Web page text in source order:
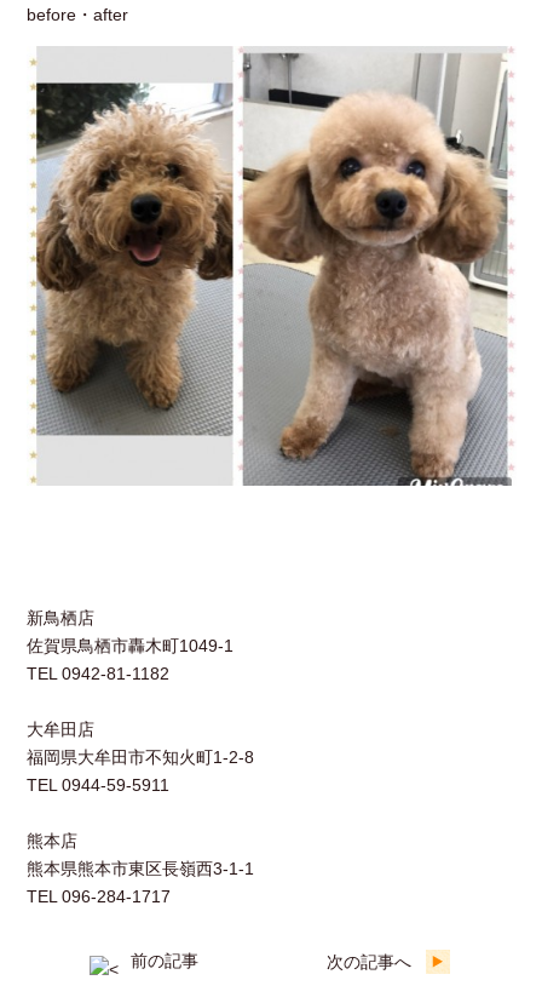
before・after
新鳥栖店
佐賀県鳥栖市轟木町1049-1
TEL 0942-81-1182
大牟田店
福岡県大牟田市不知火町1-2-8
TEL 0944-59-5911
熊本店
熊本県熊本市東区長嶺西3-1-1
TEL 096-284-1717
前の記事 次の記事へ